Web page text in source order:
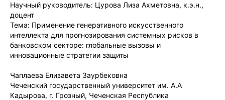
Научный руководитель: Цурова Лиза Ахметовна, к.э.н.,
доцент
Тема: Применение генеративного искусственного
интеллекта для прогнозирования системных рисков в
банковском секторе: глобальные вызовы и
инновационные стратегии защиты
Чаплаева Елизавета Заурбековна
Чеченский государственный университет им. А.А
Кадырова, г. Грозный, Чеченская Республика